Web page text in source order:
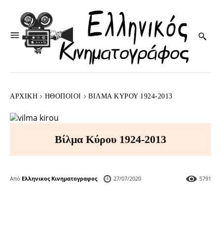
ΑΡΧΙΚΉ HΘΟΠΟΙΟΊ ΒΊΛΜΑ ΚΎΡΟΥ 1924-2013
Βίλμα Κύρου 1924-2013
Από Ελληνικος Κινηματογραφος 27/07/2020 5791